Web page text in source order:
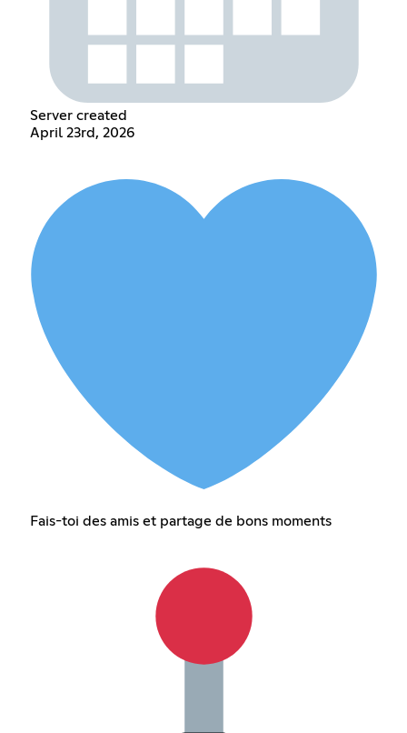
Server created
April 23rd, 2026
Fais-toi des amis et partage de bons moments